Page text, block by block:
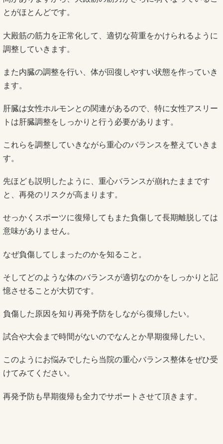
とがほとんどです。
大殿筋の筋力を正常化して、適切な荷重をかけられるように
調整していきます。
また内臓の調整を行い、体が回復しやすい状態を作っていき
ます。
肝臓は女性ホルモンとの関連があるので、特に女性アスリー
トは肝臓調整をしっかりと行う必要があります。
これらを調整していきながら重心のバランスを整えていきま
す。
先ほども説明したように、重心バランスが崩れたままです
と、再発のリスクが高まります。
せっかくスポーツに復帰してもまた負傷して長期離脱しては
意味がありません。
なぜ負傷してしまったのかを知ること。
そしてどのような体のバランスが適切なのかをしっかりと記
憶させることが大切です。
負傷した原因を知り再発予防をしながら復帰したい。
試合や大会まで時間がないのでなんとか早期復帰したい。
このようにお悩みでしたら当院の重心バランス整体をぜひ受
けてみてください。
再発予防も早期復帰も全力でサポートさせて頂きます。